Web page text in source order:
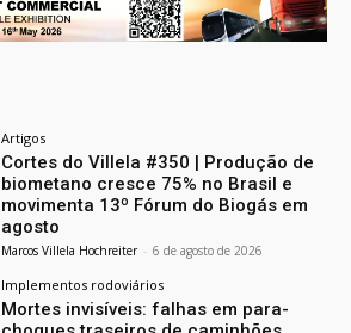
Artigos
Cortes do Villela #350 | Produção de
biometano cresce 75% no Brasil e
movimenta 13º Fórum do Biogás em
agosto
Marcos Villela Hochreiter - 6 de agosto de 2026
Implementos rodoviários
Mortes invisíveis: falhas em para-